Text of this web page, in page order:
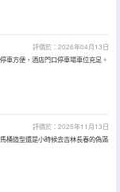
評價於：2026年04月13日
車方便，酒店門口停車場車位充足。
評價於：2025年11月13日
桶造型還是小時候去吉林長春的偽滿